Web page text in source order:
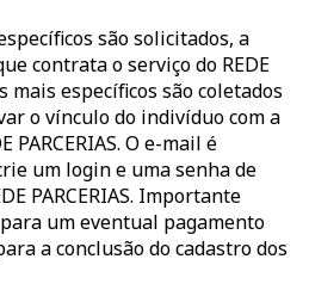
são solicitados, a
contrata o serviço do REDE
mais específicos são coletados
o vínculo do indivíduo com a
PARCERIAS. O e-mail é
um login e uma senha de
PARCERIAS. Importante
um eventual pagamento
a conclusão do cadastro dos